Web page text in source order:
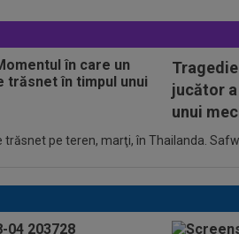
jucător
unui
pe teren, marţi, în Thailanda.